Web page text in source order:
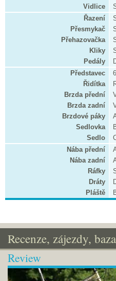
Vidlice
Řazení
Přesmykač
Přehazovačka
Kliky
Pedály
Představec
Řidítka
Brzda přední
Brzda zadní
Brzdové páky
Sedlovka
Sedlo
Nába přední
Nába zadní
Ráfky
Dráty
Pláště
Recenze, zájezdy,
Review